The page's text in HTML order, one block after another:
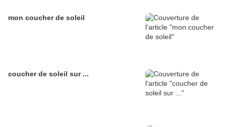
mon coucher de soleil
coucher de soleil sur ...